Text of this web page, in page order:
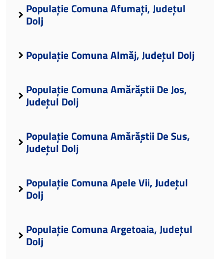
Populație Comuna Afumați, Județul
Dolj
Populație Comuna Almăj, Județul Dolj
Populație Comuna Amărăștii De Jos,
Județul Dolj
Populație Comuna Amărăștii De Sus,
Județul Dolj
Populație Comuna Apele Vii, Județul
Dolj
Populație Comuna Argetoaia, Județul
Dolj